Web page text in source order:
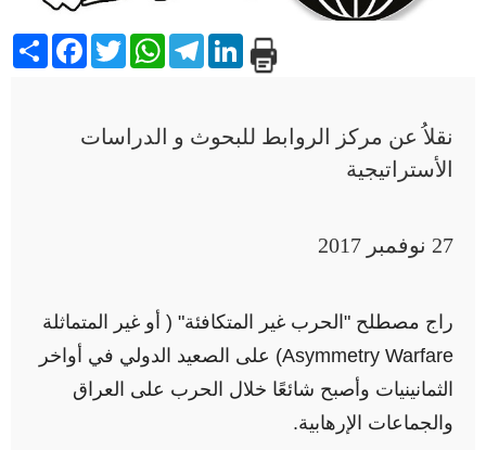
Share Facebook
TwitterWhatsAppTelegramLinkedIn
نقلاُ عن مركز الروابط للبحوث و الدراسات
الأستراتيجية
27 نوفمبر 2017
راج مصطلح "الحرب غير المتكافئة" ( أو غير المتماثلة
Asymmetry Warfare) على الصعيد الدولي في أواخر
الثمانينيات وأصبح شائعًا خلال الحرب على العراق
والجماعات الإرهابية.